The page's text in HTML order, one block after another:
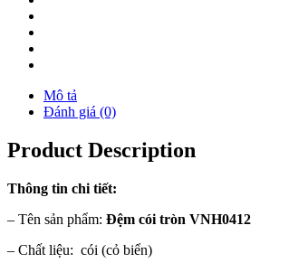
Mô tả
Đánh giá (0)
Product Description
Thông tin chi tiết:
– Tên sản phẩm: Đệm cói tròn VNH0412
– Chất liệu: cói (cỏ biển)